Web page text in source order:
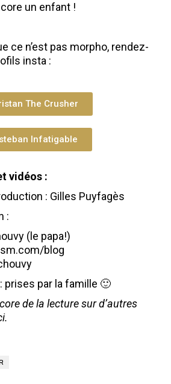
un enfant !
ce n’est pas morpho, rendez-
insta :
The Crusher
Infatigable
vidéos :
: Gilles Puyfagès
:
(le papa!)
blog
prises par la famille 🙂
de la lecture sur d’autres
.